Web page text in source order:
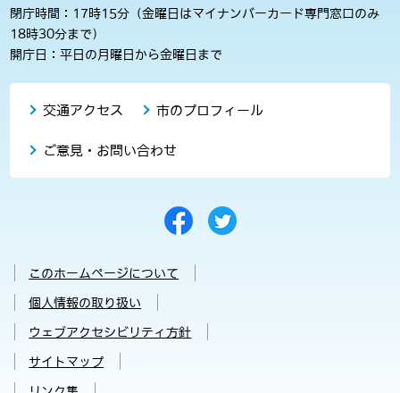
閉庁時間：17時15分（金曜日はマイナンバーカード専門窓口のみ
18時30分まで）
開庁日：平日の月曜日から金曜日まで
交通アクセス 市のプロフィール
ご意見・お問い合わせ
このホームページについて
個人情報の取り扱い
ウェブアクセシビリティ方針
サイトマップ